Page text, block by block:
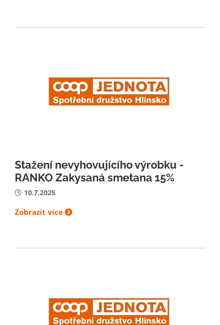
Stažení nevyhovujícího výrobku -
RANKO Zakysaná smetana 15%
10.7.2025
Zobrazit více